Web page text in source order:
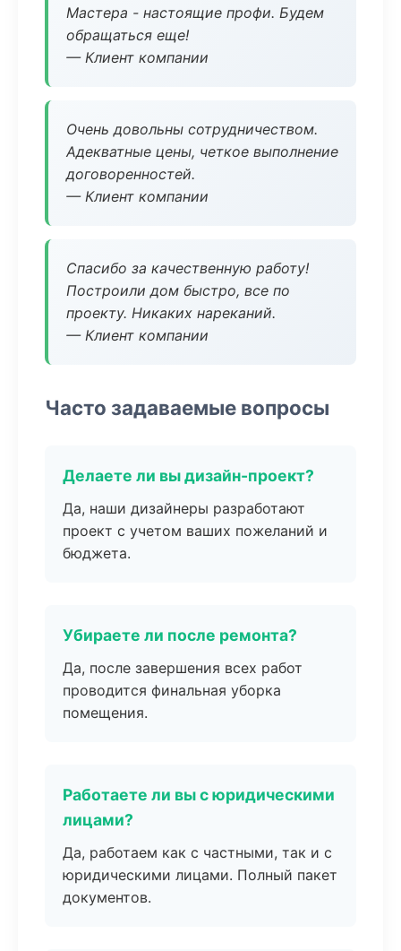
Мастера - настоящие профи. Будем
обращаться еще!
— Клиент компании
Очень довольны сотрудничеством.
Адекватные цены, четкое выполнение
договоренностей.
— Клиент компании
Спасибо за качественную работу!
Построили дом быстро, все по
проекту. Никаких нареканий.
— Клиент компании
Часто задаваемые вопросы
Делаете ли вы дизайн-проект?
Да, наши дизайнеры разработают
проект с учетом ваших пожеланий и
бюджета.
Убираете ли после ремонта?
Да, после завершения всех работ
проводится финальная уборка
помещения.
Работаете ли вы с юридическими
лицами?
Да, работаем как с частными, так и с
юридическими лицами. Полный пакет
документов.